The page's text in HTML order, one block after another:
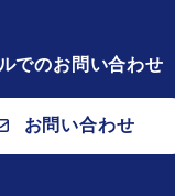
でのお問い合わせ
お問い合わせ